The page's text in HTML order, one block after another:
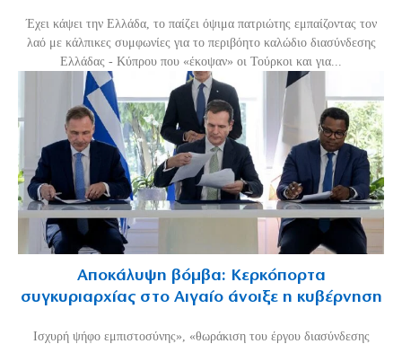
Έχει κάψει την Ελλάδα, το παίζει όψιμα πατριώτης εμπαίζοντας τον
λαό με κάλπικες συμφωνίες για το περιβόητο καλώδιο διασύνδεσης
Ελλάδας - Κύπρου που «έκοψαν» οι Τούρκοι και για...
Αποκάλυψη βόμβα: Κερκόπορτα
συγκυριαρχίας στο Αιγαίο άνοιξε η κυβέρνηση
Ισχυρή ψήφο εμπιστοσύνης», «θωράκιση του έργου διασύνδεσης